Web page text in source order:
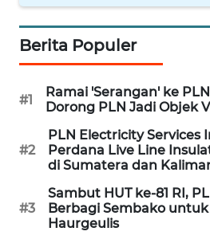
Berita Populer
#1
Ramai 'Serangan' ke
Dorong PLN Jadi Objek
#2
PLN Electricity
Perdana Live Line
di Sumatera dan
#3
Sambut HUT ke-81 RI,
Berbagi Sembako
Haurgeulis
WN
PURWAKARTA
PRIANGAN
TIMUR